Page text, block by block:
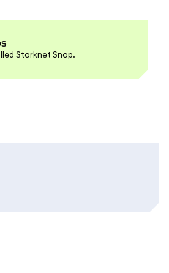
Starknet Snap.